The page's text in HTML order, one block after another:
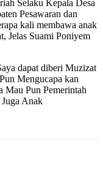
Selaku Kepala Desa
Pesawaran dan
kali membawa anak
Jelas Suami Poniyem
dapat diberi Muzizat
Mengucapa kan
Mau Pun Pemerintah
Anak